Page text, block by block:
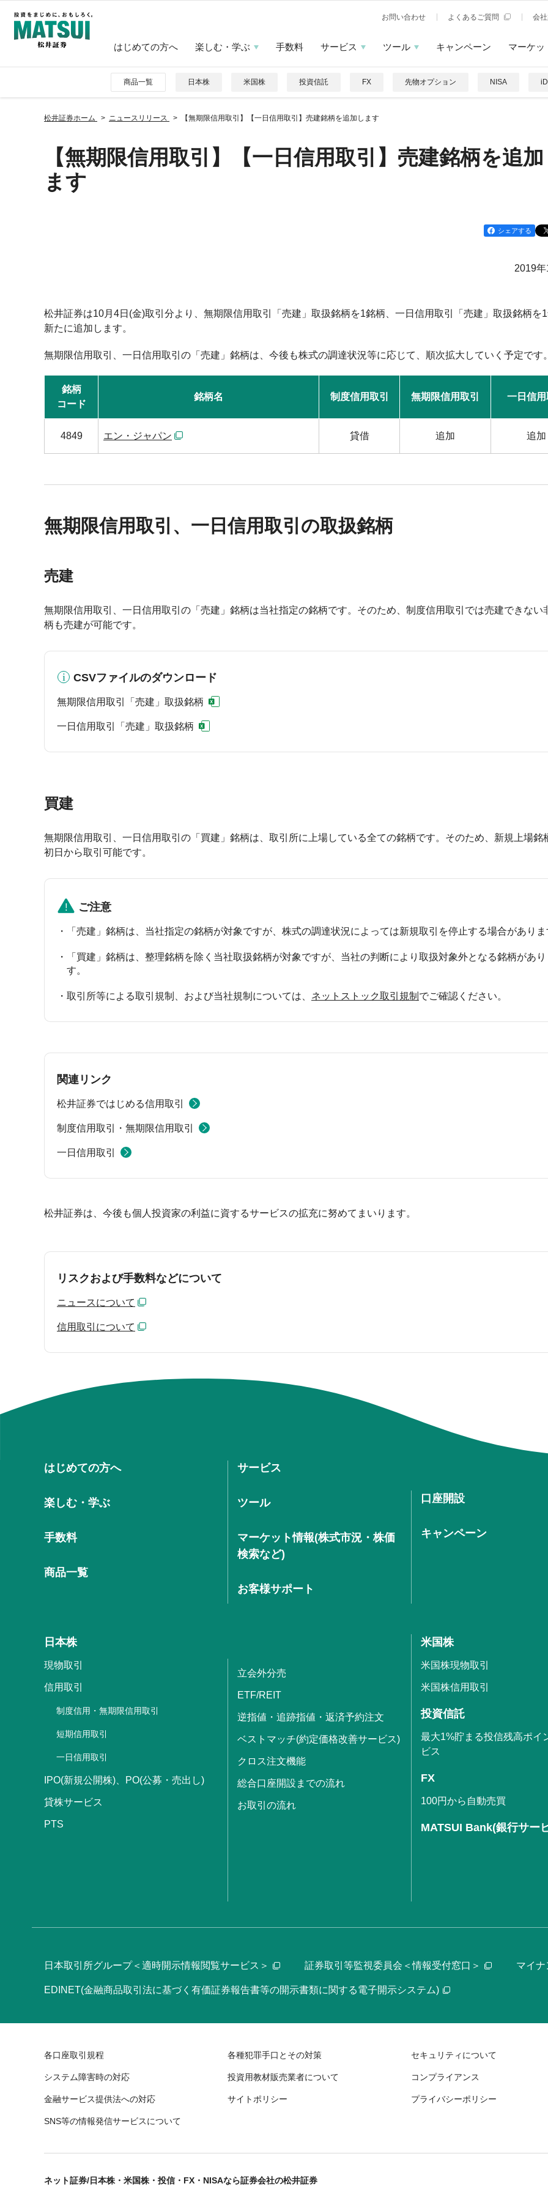
お問い合わせ よくあるご質問 会
はじめての方へ 楽しむ・学ぶ 手数料 サービス ツール キャンペーン マーケッ
商品一覧 日本株 米国株 投資信託 FX 先物オプション NISA
松井証券ホーム ニュースリリース 【無期限信用取引】【一日信用取引】売建銘柄を追加します
【無期限信用取引】【一日信用取引】売建銘柄を追
ます
シェアする
2019
松井証券は10月4日(金)取引分より、無期限信用取引「売建」取扱銘柄を1銘柄、一日信用取引「売建」取扱銘柄を
新たに追加します。
無期限信用取引、一日信用取引の「売建」銘柄は、今後も株式の調達状況等に応じて、順次拡大していく予定です
銘柄
コード
銘柄名 制度信用取引 無期限信用取引 一日信
4849 エン・ジャパン 貸借 追加 追加
無期限信用取引、一日信用取引の取扱銘柄
売建
無期限信用取引、一日信用取引の「売建」銘柄は当社指定の銘柄です。そのため、制度信用取引では売建できない
柄も売建が可能です。
CSVファイルのダウンロード
無期限信用取引「売建」取扱銘柄
一日信用取引「売建」取扱銘柄
買建
無期限信用取引、一日信用取引の「買建」銘柄は、取引所に上場している全ての銘柄です。そのため、新規上場銘
初日から取引可能です。
ご注意
「売建」銘柄は、当社指定の銘柄が対象ですが、株式の調達状況によっては新規取引を停止する場合があり
「買建」銘柄は、整理銘柄を除く当社取扱銘柄が対象ですが、当社の判断により取扱対象外となる銘柄があり
す。
取引所等による取引規制、および当社規制については、 ネットストック取引規制 でご確認ください。
関連リンク
松井証券ではじめる信用取引
制度信用取引・無期限信用取引
一日信用取引
松井証券は、今後も個人投資家の利益に資するサービスの拡充に努めてまいります。
リスクおよび手数料などについて
ニュースについて
信用取引について
はじめての方へ
楽しむ・学ぶ
手数料
商品一覧
サービス
ツール
マーケット情報(株式市況・株価
検索など)
お客様サポート
口座開設
キャンペーン
日本株
現物取引
信用取引
制度信用・無期限信用取引
短期信用取引
一日信用取引
IPO(新規公開株)、PO(公募・売出し)
貸株サービス
PTS
立会外分売
ETF/REIT
逆指値・追跡指値・返済予約注文
ベストマッチ(約定価格改善サービス)
クロス注文機能
総合口座開設までの流れ
お取引の流れ
米国株
米国株現物取引
米国株信用取引
投資信託
最大1%貯まる投信残高ポイ
ビス
FX
100円から自動売買
MATSUI Bank(銀行サー
日本取引所グループ＜適時開示情報閲覧サービス＞ 証券取引等監視委員会＜情報受付窓口＞ マイ
EDINET(金融商品取引法に基づく有価証券報告書等の開示書類に関する電子開示システム)
各口座取引規程 各種犯罪手口とその対策 セキュリティについて
システム障害時の対応 投資用教材販売業者について コンプライアンス
金融サービス提供法への対応 サイトポリシー プライバシーポリシー
SNS等の情報発信サービスについて
ネット証券/日本株・米国株・投信・FX・NISAなら証券会社の松井証券